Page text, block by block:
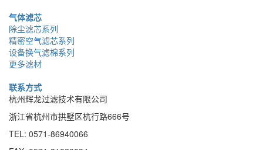
气体滤芯
除尘滤芯系列
精密空气滤芯系列
设备换气滤棉系列
更多滤材
联系方式
杭州辉龙过滤技术有限公司
浙江省杭州市拱墅区杭行路666号
TEL: 0571-86940066